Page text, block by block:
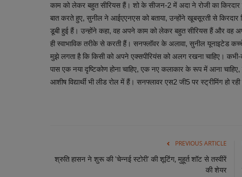
काम को लेकर बहुत सीरियस हैं। शो के सीजन-2 में अदा ने रोजी का
बात करते हुए, सुनील ने आईएएनएस को बताया, उन्होंने खूबसूरती से
डूबी हुई हैं। उन्होंने कहा, वह अपने काम को लेकर बहुत सीरियस हैं और वह
ही स्वाभाविक तरीके से करती हैं। सनफ्लॉवर के अलावा, सुनील यूनाइटेड
मुझे लगता है कि किसी को अपने एक्सपीरियंस को अलग रखना चाहिए।
पास एक नया दृष्टिकोण होना चाहिए, एक नए कलाकार के रूप में आना
आशीष विद्यार्थी भी लीड रोल में हैं। सनफ्लावर एस2 जी5 पर स्ट्रीमिंग हो
PREVIOUS ARTICLE
श्रुति हासन ने शुरू की 'चेन्नई स्टोरी' की शूटिंग, मुहूर्त शॉट से तस्वीरें
की शेयर